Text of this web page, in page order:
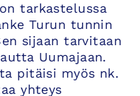
tarkastelussa
Turun tunnin
sijaan tarvitaan
Uumajaan.
pitäisi myös nk.
yhteys